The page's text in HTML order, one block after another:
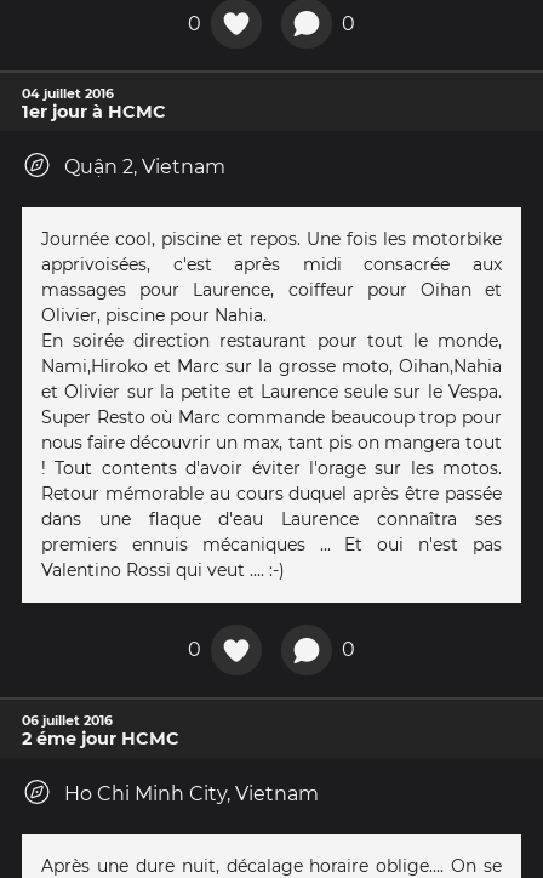
0 0
04 juillet 2016
1er jour à HCMC
Quận 2, Vietnam
Journée cool, piscine et repos. Une fois les motorbike
apprivoisées, c'est après midi consacrée aux
massages pour Laurence, coiffeur pour Oihan et
Olivier, piscine pour Nahia.
En soirée direction restaurant pour tout le monde,
Nami,Hiroko et Marc sur la grosse moto, Oihan,Nahia
et Olivier sur la petite et Laurence seule sur le Vespa.
Super Resto où Marc commande beaucoup trop pour
nous faire découvrir un max, tant pis on mangera tout
! Tout contents d'avoir éviter l'orage sur les motos.
Retour mémorable au cours duquel après être passée
dans une flaque d'eau Laurence connaîtra ses
premiers ennuis mécaniques ... Et oui n'est pas
Valentino Rossi qui veut .... :-)
0 0
06 juillet 2016
2 éme jour HCMC
Ho Chi Minh City, Vietnam
Après une dure nuit, décalage horaire oblige.... On se